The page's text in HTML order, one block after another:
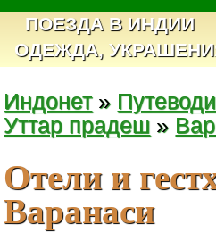
ПОЕЗДА В ИНДИИ
ОДЕЖДА,
Индонет»
Уттар прадеш »
Отели и
Варанаси